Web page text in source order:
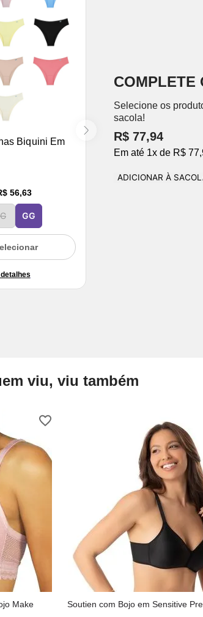
Biquini Em
56,63
G GG
COMPLETE
Selecione os
sacola!
R$ 77,94
Em até 1x de R$
ADICIONAR À
viu, viu também
Make Soutien com Bojo em Sensitive